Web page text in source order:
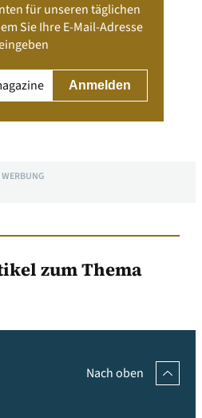
für unseren täglichen
Sie Ihre E-Mail-Adresse
WERBUNG
zum Thema
Nach oben